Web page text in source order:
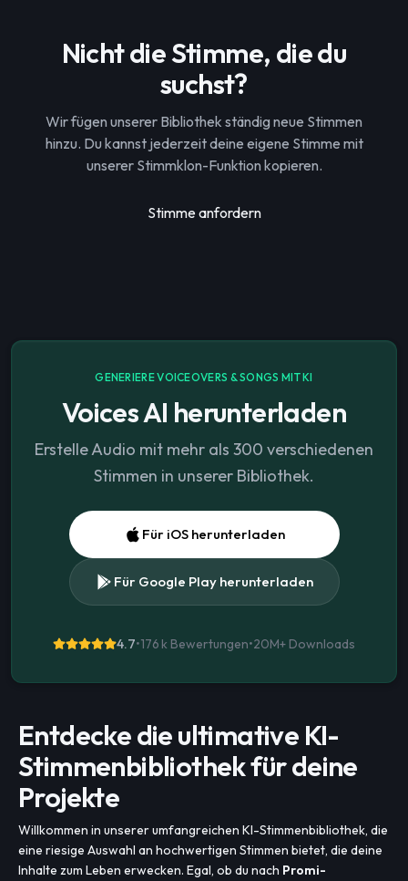
Nicht die Stimme, die du
suchst?
Wir fügen unserer Bibliothek ständig neue Stimmen
hinzu. Du kannst jederzeit deine eigene Stimme mit
unserer Stimmklon-Funktion kopieren.
Stimme anfordern
GENERIERE VOICEOVERS & SONGS MIT KI
Voices AI herunterladen
Erstelle Audio mit mehr als 300 verschiedenen
Stimmen in unserer Bibliothek.
Für iOS herunterladen
Für Google Play herunterladen
4.7•176 k Bewertungen•20M+ Downloads
Entdecke die ultimative KI-
Stimmenbibliothek für deine
Projekte
Willkommen in unserer umfangreichen KI-Stimmenbibliothek, die
eine riesige Auswahl an hochwertigen Stimmen bietet, die deine
Inhalte zum Leben erwecken. Egal, ob du nach Promi-